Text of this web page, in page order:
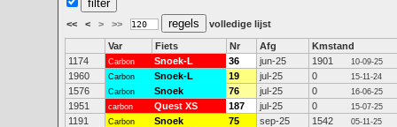
<< < > >> volledige lijst
Var Fiets Nr Afg
Kmstand
1174
Carbon Snoek-L 36 jun-25 1901 10-09-25
1960 Carbon Snoek-L 19 jul-25 0 15-11-24
1576 Carbon Snoek 76 jul-25 0 16-06-25
1951 carbon Quest XS 187 jul-25 0 15-07-25
1191 Carbon Snoek 75 sep-25 1542 05-11-25